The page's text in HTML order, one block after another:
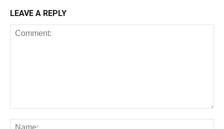
LEAVE A REPLY